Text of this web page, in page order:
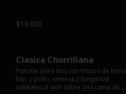
$19.000
Clasica Chorrillana
Porción para dos con trozos de lomo
liso, y pollo, vienesa y longaniza
saltéales al wok sobre una cama de